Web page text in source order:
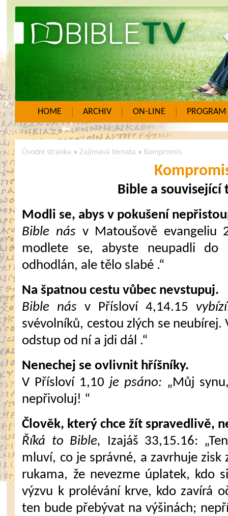
HOME ARCHIV ON-LINE PROGRAM
Úvodní stránka »Zajímavá témata » Kompromis
Bible a související
Modli se, abys v pokušení
Bible nás v Matoušově evangeliu
modlete se, abyste neupadli do
odhodlán, ale tělo slabé .“
Na špatnou cestu vůbec nevstupuj.
Bible nás v Přísloví 4,14.15
svévolníků, cestou zlých se
odstup od ní a jdi dál .“
Nenechej se ovlivnit hříšníky.
V Přísloví 1,10 je psáno: „Můj
nepřivoluj! “
Člověk, který chce žít spravedlivě,
Říká to Bible, Izajáš 33,15.16:
mluví, co je správné, a zavrhuje
rukama, že nevezme úplatek, kdo
výzvu k prolévání krve, kdo zavírá
ten bude přebývat na výšinách;